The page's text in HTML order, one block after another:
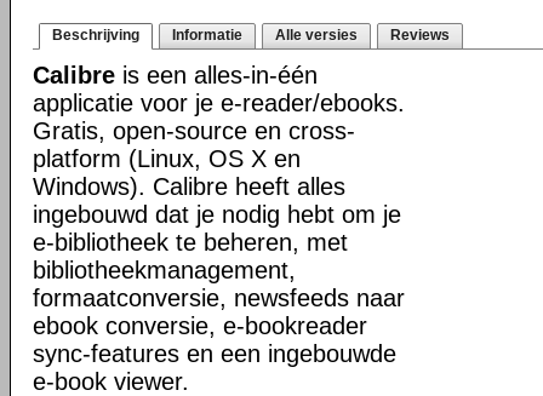
Beschrijving Informatie Alle versies Reviews
Calibre is een alles-in-één
applicatie voor je e-reader/ebooks.
Gratis, open-source en cross-
platform (Linux, OS X en
Windows). Calibre heeft alles
ingebouwd dat je nodig hebt om je
e-bibliotheek te beheren, met
bibliotheekmanagement,
formaatconversie, newsfeeds naar
ebook conversie, e-bookreader
sync-features en een ingebouwde
e-book viewer.